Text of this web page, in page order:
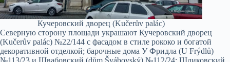
Кучеровский дворец (Kučerův palác)
Северную сторону площади украшают Кучеровский дворец
(Kučerův palác) №22/144 с фасадом в стиле рококо и богатой
декоративной отделкой; барочные дома У Фридла (U Frýdlů)
№113/23 и Швабовский (dům Švábovský) №112/24; Шликовский